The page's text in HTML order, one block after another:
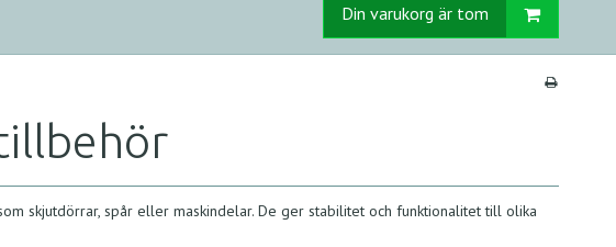
Din varukorg är tom
skjutdörrar, spår eller maskindelar. De ger stabilitet och funktionalitet till olika